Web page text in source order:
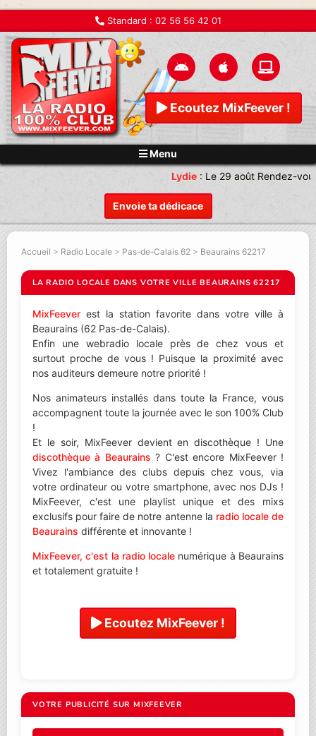
Standard : 02 56 56 42 01
Ecoutez MixFeever !
Menu
Envoie ta dédicace
Lydie:Le 29 août Rendez-
Accueil > Radio Locale > Pas-de-Calais 62 > Beaurains 62217
LA RADIO LOCALE DANS VOTRE VILLE BEAURAINS 62217
MixFeever est la station favorite dans votre ville à
Beaurains (62 Pas-de-Calais).
Enfin une webradio locale près de chez vous et
surtout proche de vous ! Puisque la proximité avec
nos auditeurs demeure notre priorité !
Nos animateurs installés dans toute la France, vous
accompagnent toute la journée avec le son 100% Club
!
Et le soir, MixFeever devient en discothèque ! Une
discothèque à Beaurains ? C'est encore MixFeever !
Vivez l'ambiance des clubs depuis chez vous, via
votre ordinateur ou votre smartphone, avec nos DJs !
MixFeever, c'est une playlist unique et des mixs
exclusifs pour faire de notre antenne la radio locale de
Beaurains différente et innovante !
MixFeever, c'est la radio locale numérique à Beaurains
et totalement gratuite !
Ecoutez MixFeever !
VOTRE PUBLICITÉ SUR MIXFEEVER